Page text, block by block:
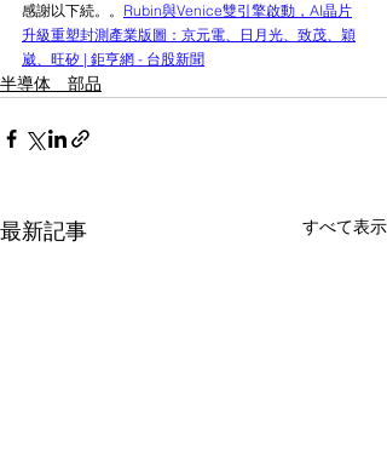
感謝以下続。。 Rubin與Venice雙引擎啟動，AI晶片
升級重塑封測產業版圖：京元電、日月光、致茂、穎
崴、旺矽 | 鉅亨網 - 台股新聞
半導体 部品
最新記事 すべて表示